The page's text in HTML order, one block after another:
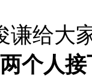
谦给大
个人